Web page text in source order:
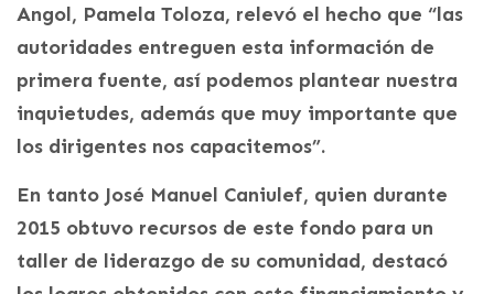
Angol, Pamela Toloza, relevó el hecho que “las
autoridades entreguen esta información de
primera fuente, así podemos plantear nuestra
inquietudes, además que muy importante que
los dirigentes nos capacitemos”.
En tanto José Manuel Caniulef, quien durante
2015 obtuvo recursos de este fondo para un
taller de liderazgo de su comunidad, destacó